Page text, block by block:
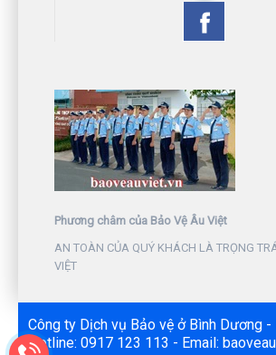
Phương châm của Bảo Vệ Âu Việt
AN TOÀN CỦA QUÝ KHÁCH LÀ TRỌNG
VIỆT
Công ty Dịch vụ Bảo vệ ở Bình Dương -
Hotline: 0917 123 113 - Email: